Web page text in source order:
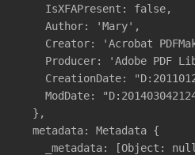
    IsXFAPresent: false,
    Author: 'Mary',
Creator: 'Acrobat
Producer: 'Adobe PDF
CreationDate:
ModDate:
  },
  metadata: Metadata {
_metadata: [Object: